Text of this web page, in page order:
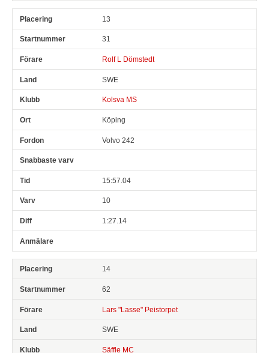
13
31
Rolf L Dömstedt
SWE
Kolsva MS
Köping
Volvo 242
15:57.04
10
1:27.14
14
62
Lars "Lasse" Peistorpet
SWE
Säffle MC